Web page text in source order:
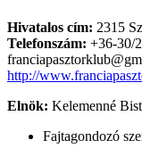
Hivatalos cím: 2315
Telefonszám: +36-30/
http://
Elnök: Kelemenné
Fajtagondozó